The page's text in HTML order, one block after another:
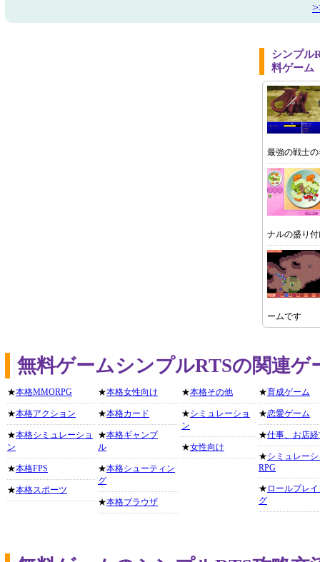
シンプル
料ゲーム
最強の戦士
ナルの盛り
ームです
無料ゲームシンプルRTSの関連ゲ
★本格MMORPG
★本格アクション
★本格シミュレーショ
ン
★本格FPS
★本格スポーツ
★本格女性向け
★本格カード
★本格ギャンブ
ル
★本格シューティン
グ
★本格ブラウザ
★本格その他
★シミュレーショ
ン
★女性向け
★育成ゲーム
★恋愛ゲーム
★仕事、お店
★シミュレー
RPG
★ ロールプレ
グ